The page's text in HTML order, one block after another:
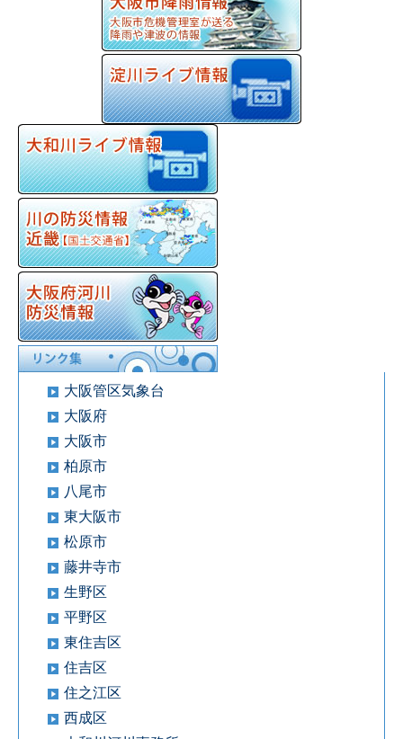
大阪管区気象台
大阪府
大阪市
柏原市
八尾市
東大阪市
松原市
藤井寺市
生野区
平野区
東住吉区
住吉区
住之江区
西成区